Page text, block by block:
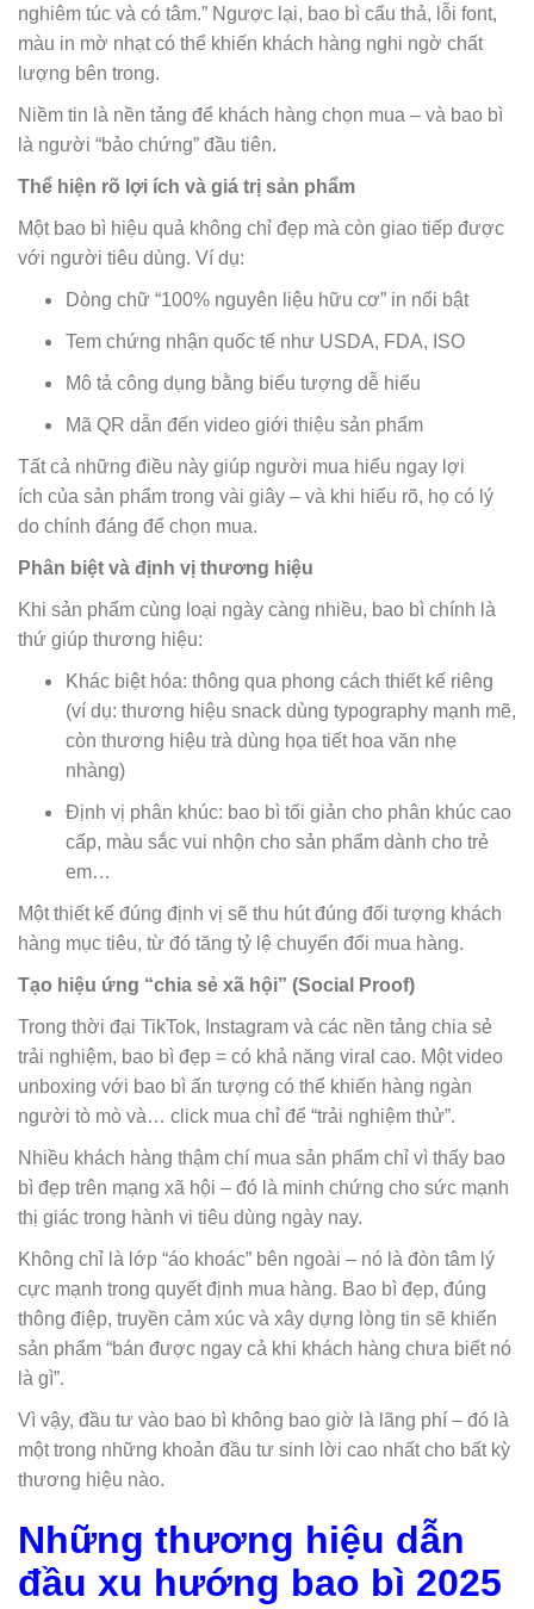
nghiêm túc và có tâm.” Ngược lại, bao bì cẩu thả, lỗi font,
màu in mờ nhạt có thể khiến khách hàng nghi ngờ chất
lượng bên trong.
Niềm tin là nền tảng để khách hàng chọn mua – và bao bì
là người “bảo chứng” đầu tiên.
Thể hiện rõ lợi ích và giá trị sản phẩm
Một bao bì hiệu quả không chỉ đẹp mà còn giao tiếp được
với người tiêu dùng. Ví dụ:
Dòng chữ “100% nguyên liệu hữu cơ” in nổi bật
Tem chứng nhận quốc tế như USDA, FDA, ISO
Mô tả công dụng bằng biểu tượng dễ hiểu
Mã QR dẫn đến video giới thiệu sản phẩm
Tất cả những điều này giúp người mua hiểu ngay lợi
ích của sản phẩm trong vài giây – và khi hiểu rõ, họ có lý
do chính đáng để chọn mua.
Phân biệt và định vị thương hiệu
Khi sản phẩm cùng loại ngày càng nhiều, bao bì chính là
thứ giúp thương hiệu:
Khác biệt hóa: thông qua phong cách thiết kế riêng
(ví dụ: thương hiệu snack dùng typography mạnh mẽ,
còn thương hiệu trà dùng họa tiết hoa văn nhẹ
nhàng)
Định vị phân khúc: bao bì tối giản cho phân khúc cao
cấp, màu sắc vui nhộn cho sản phẩm dành cho trẻ
em…
Một thiết kế đúng định vị sẽ thu hút đúng đối tượng khách
hàng mục tiêu, từ đó tăng tỷ lệ chuyển đổi mua hàng.
Tạo hiệu ứng “chia sẻ xã hội” (Social Proof)
Trong thời đại TikTok, Instagram và các nền tảng chia sẻ
trải nghiệm, bao bì đẹp = có khả năng viral cao. Một video
unboxing với bao bì ấn tượng có thể khiến hàng ngàn
người tò mò và… click mua chỉ để “trải nghiệm thử”.
Nhiều khách hàng thậm chí mua sản phẩm chỉ vì thấy bao
bì đẹp trên mạng xã hội – đó là minh chứng cho sức mạnh
thị giác trong hành vi tiêu dùng ngày nay.
Không chỉ là lớp “áo khoác” bên ngoài – nó là đòn tâm lý
cực mạnh trong quyết định mua hàng. Bao bì đẹp, đúng
thông điệp, truyền cảm xúc và xây dựng lòng tin sẽ khiến
sản phẩm “bán được ngay cả khi khách hàng chưa biết nó
là gì”.
Vì vậy, đầu tư vào bao bì không bao giờ là lãng phí – đó là
một trong những khoản đầu tư sinh lời cao nhất cho bất kỳ
thương hiệu nào.
Những thương hiệu dẫn
đầu xu hướng bao bì 2025